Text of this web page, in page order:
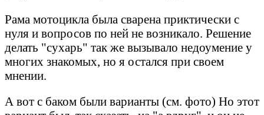
Рама мотоцикла была сварена приктически с
нуля и вопросов по ней не возникало. Решение
делать "сухарь" так же вызывало недоумение у
многих знакомых, но я остался при своем
мнении.
А вот с баком были варианты (см. фото) Но этот